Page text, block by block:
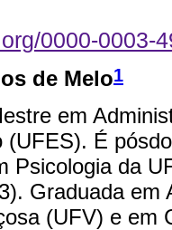
0000-0003-
de Melo1
em
(UFES). É
Psicologia da
Graduada em
(UFV) e em